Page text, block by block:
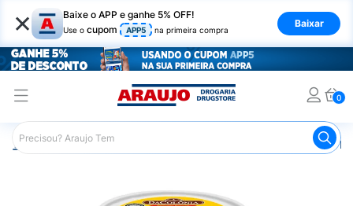
× Baixe o APP e ganhe 5% OFF!
Use o cupom APP5 na primeira compra
Baixar
0
Araujo Mercado Paçoca